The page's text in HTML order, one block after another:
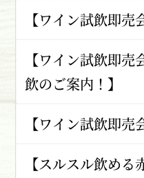
【ワイン試飲即売
【ワイン試飲即
飲のご案内！】
【ワイン試飲即売
【スルスル飲める